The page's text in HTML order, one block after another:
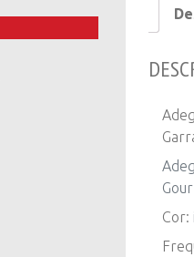
Cor: